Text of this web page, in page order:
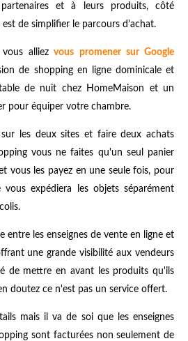
et à leurs produits, côté
de simplifier le parcours d'achat.
alliez vous promener sur Google
de shopping en ligne dominicale et
de nuit chez HomeMaison et un
pour équiper votre chambre.
les deux sites et faire deux achats
vous ne faites qu'un seul panier
vous les payez en une seule fois, pour
vous expédiera les objets séparément
entre les enseignes de vente en ligne et
une grande visibilité aux vendeurs
de mettre en avant les produits qu'ils
doutez ce n'est pas un service offert.
mais il va de soi que les enseignes
sont facturées non seulement de